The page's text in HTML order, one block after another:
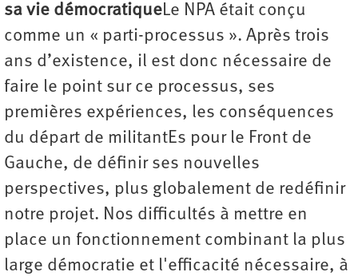
sa vie démocratiqueLe NPA était conçu
comme un « parti-processus ». Après trois
ans d’existence, il est donc nécessaire de
faire le point sur ce processus, ses
premières expériences, les conséquences
du départ de militantEs pour le Front de
Gauche, de définir ses nouvelles
perspectives, plus globalement de redéfinir
notre projet. Nos difficultés à mettre en
place un fonctionnement combinant la plus
large démocratie et l'efficacité nécessaire, à